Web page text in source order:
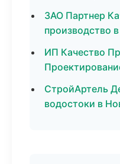
ЗАО Партнер
производство
ИП Качество
СтройАртель
водостоки в